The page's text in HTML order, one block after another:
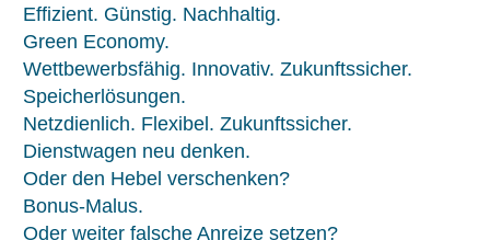
Effizient. Günstig. Nachhaltig.
Green Economy.
Wettbewerbsfähig. Innovativ. Zukunftssicher.
Speicherlösungen.
Netzdienlich. Flexibel. Zukunftssicher.
Dienstwagen neu denken.
Oder den Hebel verschenken?
Bonus-Malus.
Oder weiter falsche Anreize setzen?